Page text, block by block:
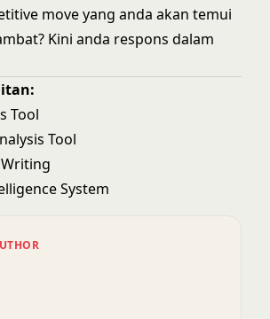
move yang anda akan temui
Kini anda respons dalam
Tool
Tool
System